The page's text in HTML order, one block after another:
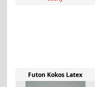
Futon Kokos Latex